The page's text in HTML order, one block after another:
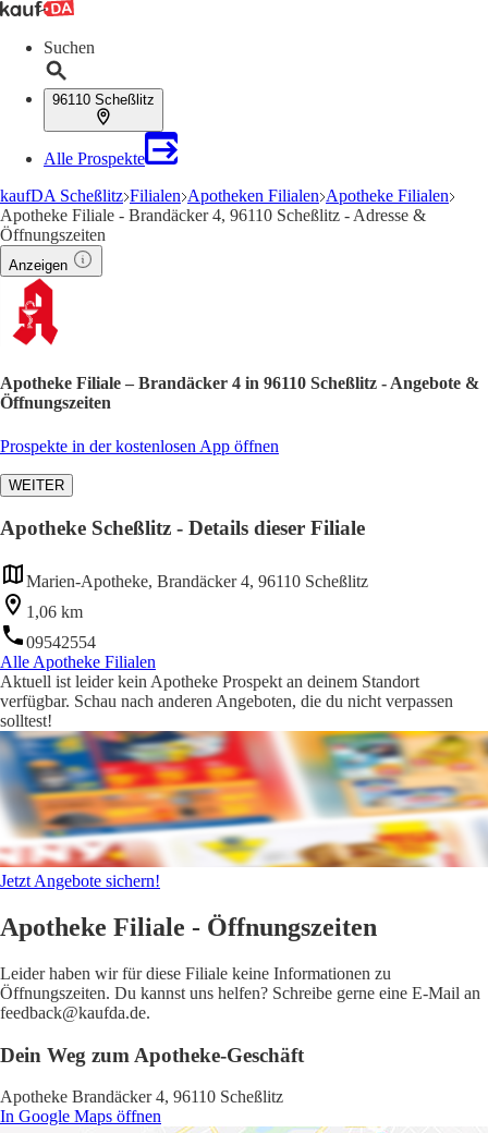
Suchen
96110 Scheßlitz
Alle Prospekte
kaufDA Scheßlitz Filialen Apotheken Filialen Apotheke Filialen
Apotheke Filiale - Brandäcker 4, 96110 Scheßlitz - Adresse &
Öffnungszeiten
Anzeigen
Apotheke Filiale – Brandäcker 4 in 96110 Scheßlitz - Angebote &
Öffnungszeiten
Prospekte in der kostenlosen App öffnen
WEITER
Apotheke Scheßlitz - Details dieser Filiale
Marien-Apotheke, Brandäcker 4, 96110 Scheßlitz
1,06 km
09542554
Alle Apotheke Filialen
Aktuell ist leider kein Apotheke Prospekt an deinem Standort
verfügbar. Schau nach anderen Angeboten, die du nicht verpassen
solltest!
Jetzt Angebote sichern!
Apotheke Filiale - Öffnungszeiten
Leider haben wir für diese Filiale keine Informationen zu
Öffnungszeiten. Du kannst uns helfen? Schreibe gerne eine E-Mail an
feedback@kaufda.de.
Dein Weg zum Apotheke-Geschäft
Apotheke Brandäcker 4, 96110 Scheßlitz
In Google Maps öffnen